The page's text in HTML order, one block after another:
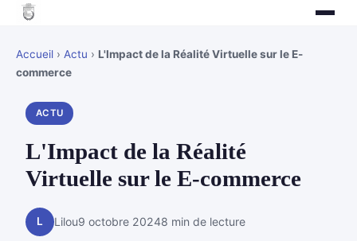
Accueil › Actu › L'Impact de la Réalité Virtuelle sur le E-
commerce
ACTU
L'Impact de la Réalité
Virtuelle sur le E-commerce
L Lilou9 octobre 20248 min de lecture